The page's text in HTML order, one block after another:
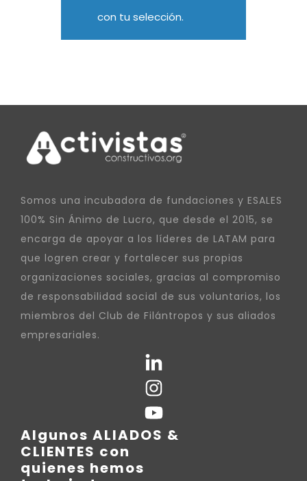
con tu selección.
Somos una incubadora de fundaciones y ESALES
100% Sin Ánimo de Lucro, que desde el 2015, se
encarga de apoyar a los líderes de LATAM para
que logren crear y fortalecer sus propias
organizaciones sociales, gracias al compromiso
de responsabilidad social de sus voluntarios, los
miembros del Club de Filántropos y sus aliados
empresariales.
Algunos ALIADOS &
CLIENTES con
quienes hemos